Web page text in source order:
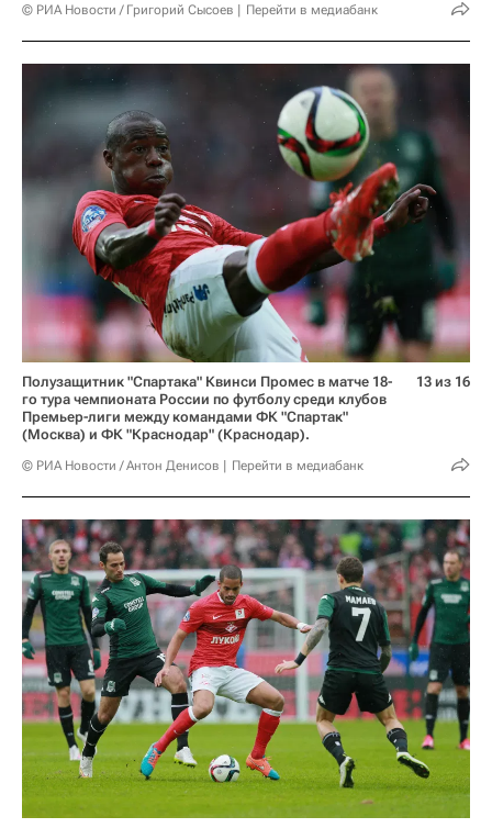
© РИА Новости / Григорий Сысоев Перейти в медиабанк
Полузащитник "Спартака" Квинси Промес в матче 18-
го тура чемпионата России по футболу среди клубов
Премьер-лиги между командами ФК "Спартак"
(Москва) и ФК "Краснодар" (Краснодар).
© РИА Новости / Антон Денисов Перейти в медиабанк
13 из 16